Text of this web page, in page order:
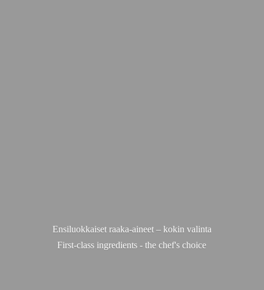
Ensiluokkaiset raaka-aineet – kokin valinta
First-class ingredients - the chef's choice